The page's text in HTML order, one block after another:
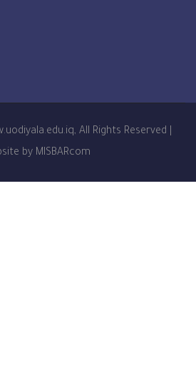
© 2022 law.uodiyala.edu.iq, All Rights
website by MISBARcom